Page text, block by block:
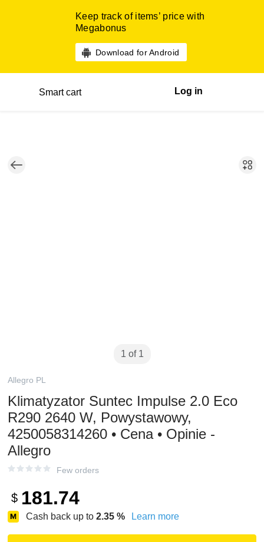
Keep track of items’ price with
Megabonus
Download for Android
Smart cart Log in
1 of 1
Allegro PL
Klimatyzator Suntec Impulse 2.0 Eco
R290 2640 W, Powystawowy,
4250058314260 • Cena • Opinie -
Allegro
Few orders
$ 181.74
Cash back up to 2.35 % Learn more